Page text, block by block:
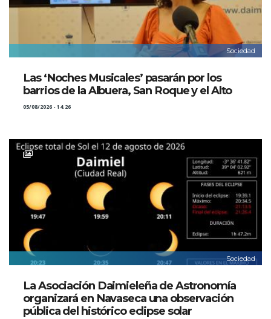
Sociedad
Las ‘Noches Musicales’ pasarán por los
barrios de la Albuera, San Roque y el Alto
05/08/2026 - 14:26
Sociedad
La Asociación Daimieleña de Astronomía
organizará en Navaseca una observación
pública del histórico eclipse solar